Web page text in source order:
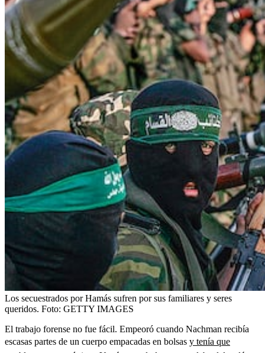
Los secuestrados por Hamás sufren por sus familiares y seres
queridos. Foto: GETTY IMAGES
El trabajo forense no fue fácil. Empeoró cuando Nachman recibía
escasas partes de un cuerpo empacadas en bolsas y tenía que